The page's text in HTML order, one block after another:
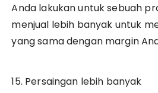
Anda lakukan untuk sebuah
menjual lebih banyak untuk
yang sama dengan margin
15. Persaingan lebih banyak